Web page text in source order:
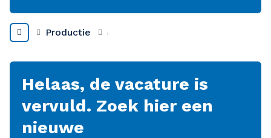
Productie
Helaas, de vacature is
vervuld. Zoek hier een
nieuwe